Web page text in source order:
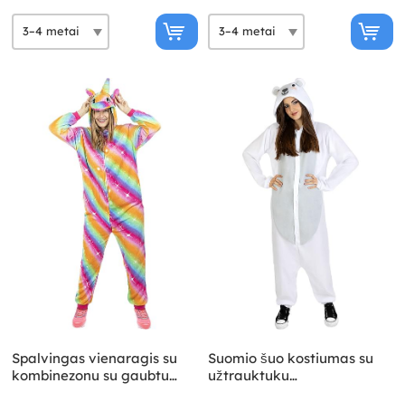
Spalvingas vienaragis su
kombinezonu su gaubtu
Suomio šuo kostiumas su
užtrauktuku